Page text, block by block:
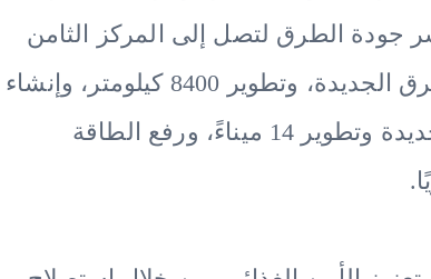
100 مركز في مؤشر جودة الطرق لتصل إلى المركز الثامن
عشر عالميًا، بعد تنفيذ 6300 كيلومتر من الطرق الجديدة، وتطوير 8400 كيلومتر، وإنشاء
945 كوبريًا ونفقًا، إلى جانب إنشاء 9 موانئ جديدة وتطوير 14 ميناءً، ورفع الطاقة